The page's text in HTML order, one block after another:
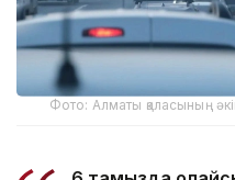
Фото: Алматы қаласының